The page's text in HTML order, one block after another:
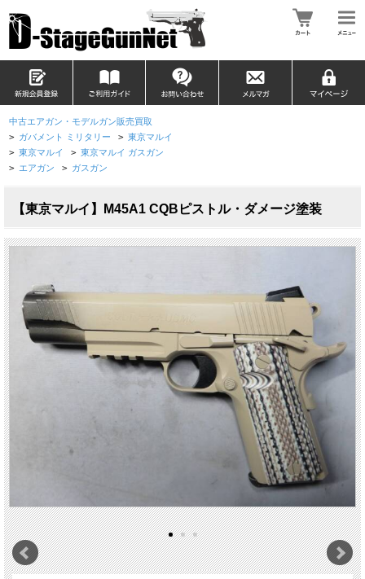
中古エアガン・モデルガン販売買取
> ガバメント ミリタリー > 東京マルイ
> 東京マルイ > 東京マルイ ガスガン
> エアガン > ガスガン
【東京マルイ】M45A1 CQBピストル・ダメージ塗装